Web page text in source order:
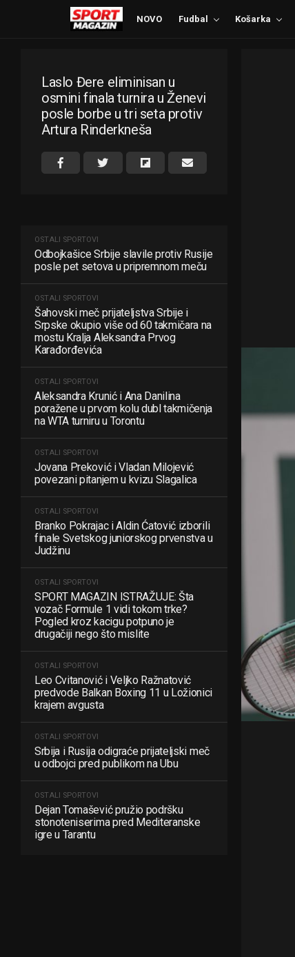
NOVO Fudbal Košarka
Laslo Đere eliminisan u
osmini finala turnira u Ženevi
posle borbe u tri seta protiv
Artura Rinderkneša
OSTALI SPORTOVI
Odbojkašice Srbije slavile protiv Rusije
posle pet setova u pripremnom meču
OSTALI SPORTOVI
Šahovski meč prijateljstva Srbije i
Srpske okupio više od 60 takmičara na
mostu Kralja Aleksandra Prvog
Karađorđevića
OSTALI SPORTOVI
Aleksandra Krunić i Ana Danilina
poražene u prvom kolu dubl takmičenja
na WTA turniru u Torontu
OSTALI SPORTOVI
Jovana Preković i Vladan Milojević
povezani pitanjem u kvizu Slagalica
OSTALI SPORTOVI
Branko Pokrajac i Aldin Ćatović izborili
finale Svetskog juniorskog prvenstva u
Judžinu
OSTALI SPORTOVI
SPORT MAGAZIN ISTRAŽUJE: Šta
vozač Formule 1 vidi tokom trke?
Pogled kroz kacigu potpuno je
drugačiji nego što mislite
OSTALI SPORTOVI
Leo Cvitanović i Veljko Ražnatović
predvode Balkan Boxing 11 u Ložionici
krajem avgusta
OSTALI SPORTOVI
Srbija i Rusija odigraće prijateljski meč
u odbojci pred publikom na Ubu
OSTALI SPORTOVI
Dejan Tomašević pružio podršku
stonoteniserima pred Mediteranske
igre u Tarantu